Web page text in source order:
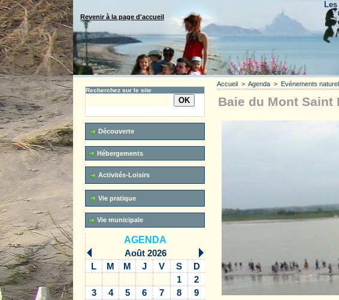
Les
Revenir à la page d'accueil
Recherchez sur le site
Recherche avancée
Découverte
Hébergements
Activités-Loisirs
Vie pratique
Vie municipale
AGENDA
Août 2026
L
M M J V S
D
1
2
3
4 5 6 7 8
9
Accueil > Agenda > Evénements
Baie du Mont Saint